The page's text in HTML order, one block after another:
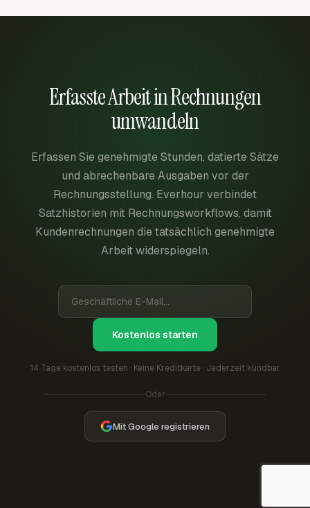
Erfasste Arbeit in Rechnungen
umwandeln
Erfassen Sie genehmigte Stunden, datierte Sätze
und abrechenbare Ausgaben vor der
Rechnungsstellung. Everhour verbindet
Satzhistorien mit Rechnungsworkflows, damit
Kundenrechnungen die tatsächlich genehmigte
Arbeit widerspiegeln.
Kostenlos starten
14 Tage kostenlos testen · Keine Kreditkarte · Jederzeit kündbar
Oder
Mit Google registrieren